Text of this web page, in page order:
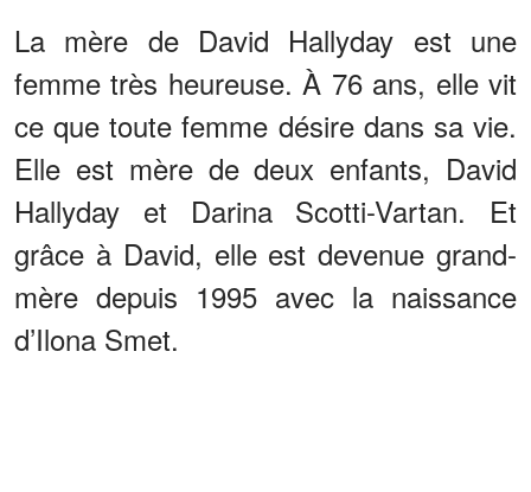
La mère de David Hallyday est une
femme très heureuse. À 76 ans, elle vit
ce que toute femme désire dans sa vie.
Elle est mère de deux enfants, David
Hallyday et Darina Scotti-Vartan. Et
grâce à David, elle est devenue grand-
mère depuis 1995 avec la naissance
d’Ilona Smet.